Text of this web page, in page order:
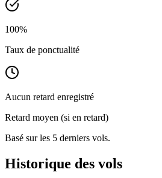
100%
Taux de ponctualité
Aucun retard enregistré
Retard moyen (si en retard)
Basé sur les 5 derniers vols.
Historique des vols